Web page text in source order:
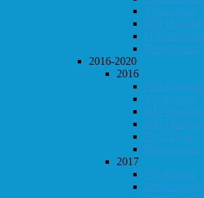
Vår-konrad
KM
Høst-konrad
2016-2020
2016
Vår-konrad
KM i
KM i
Follo 20 år
Høst-konrad
2017
Vår-konrad